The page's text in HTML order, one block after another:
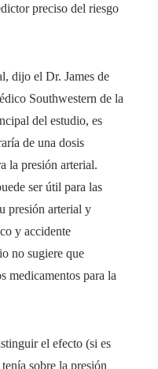
preciso del riesgo
dijo el Dr. James de
Southwestern de la
del estudio, es
de una dosis
la presión arterial.
ser útil para las
presión arterial y
y accidente
no sugiere que
medicamentos para la
el efecto (si es
sobre la presión